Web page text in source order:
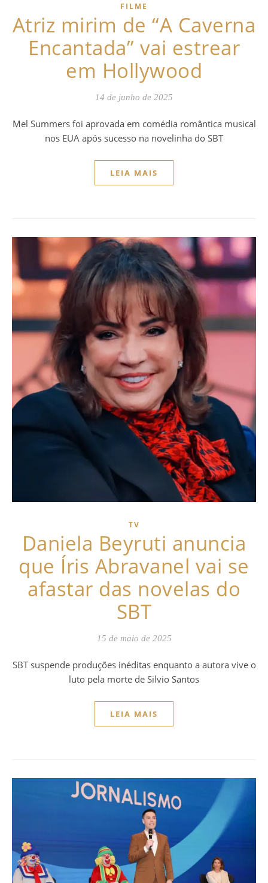
FILME
Atriz mirim de “A Caverna
Encantada” vai estrear
em Hollywood
14 de junho de 2025
Mel Summers foi aprovada em comédia romântica musical
nos EUA após sucesso na novelinha do SBT
LEIA MAIS
TV
Daniela Beyruti anuncia
que Íris Abravanel vai se
afastar das novelas do
SBT
15 de maio de 2025
SBT suspende produções inéditas enquanto a autora vive o
luto pela morte de Silvio Santos
LEIA MAIS